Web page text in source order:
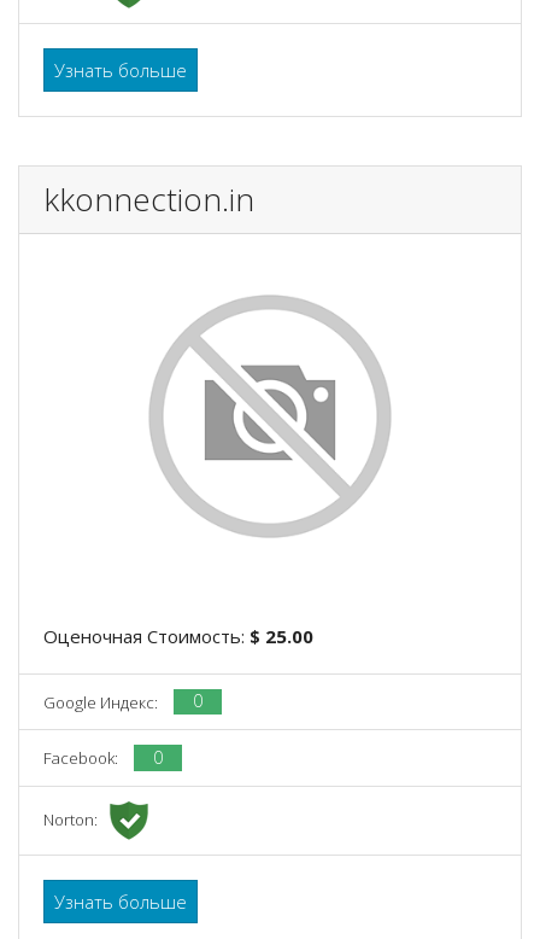
Узнать больше
kkonnection.in
Оценочная Стоимость: $ 25.00
Google Индекс: 0
Facebook: 0
Norton:
Узнать больше